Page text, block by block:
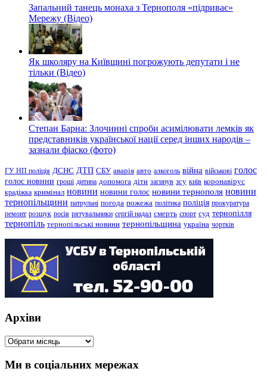
Запальний танець монаха з Тернополя «підриває»
Мережу (Відео)
Як школяру на Київщині погрожують депутати і не
тільки (Відео)
Степан Барна: Злочинні спроби асимілювати лемків як
представників української нації серед інших народів –
зазнали фіаско (фото)
ГУ НП поліція ДСНС ДТП СБУ аварія авто алкоголь війна військові голос
голос новини гроші дитина допомога діти загинув зсу київ коронавірус
крадіжка кримінал новини новини голос новини тернополя новини
тернопільщини патрульні погода пожежа політика поліція прокуратура
ремонт розшук росія рятувальники сергій надал смерть спорт суд тернопілля
тернопіль тернопільські новини тернопільщина україна чортків
Архіви
Архіви
Ми в соціальних мережах